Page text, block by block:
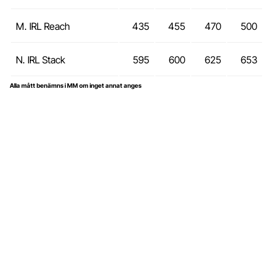
M. IRL Reach 435 455 470 500
N. IRL Stack 595 600 625 653
Alla mått benämns i MM om inget annat anges